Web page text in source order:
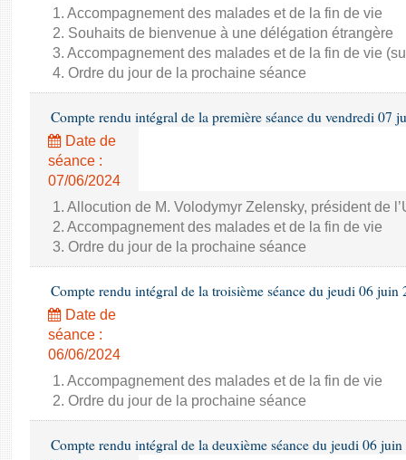
1. Accompagnement des malades et de la fin de vie
2. Souhaits de bienvenue à une délégation étrangère
3. Accompagnement des malades et de la fin de vie
4. Ordre du jour de la prochaine séance
Compte rendu intégral de la première séance du vendredi 07
Date de
séance :
07/06/2024
1. Allocution de M. Volodymyr Zelensky, président de
2. Accompagnement des malades et de la fin de vie
3. Ordre du jour de la prochaine séance
Compte rendu intégral de la troisième séance du jeudi 06 juin
Date de
séance :
06/06/2024
1. Accompagnement des malades et de la fin de vie
2. Ordre du jour de la prochaine séance
Compte rendu intégral de la deuxième séance du jeudi 06